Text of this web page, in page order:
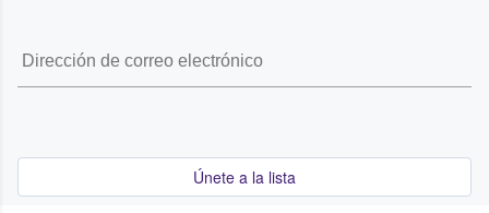
Únete a la lista